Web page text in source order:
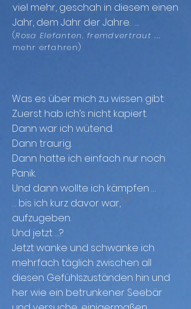
viel mehr, geschah in diesem einen
Jahr, dem Jahr der Jahre. ...
(Rosa Elefanten, fremdvertraut ...
mehr erfahren)
Was es über mich zu wissen gibt:
Zuerst hab ich’s nicht kapiert.
Dann war ich wütend.
Dann traurig.
Dann hatte ich einfach nur noch
Panik.
Und dann wollte ich kämpfen …
… bis ich kurz davor war,
aufzugeben.
Und jetzt …?
Jetzt wanke und schwanke ich
mehrfach täglich zwischen all
diesen Gefühlszuständen hin und
her wie ein betrunkener Seebär